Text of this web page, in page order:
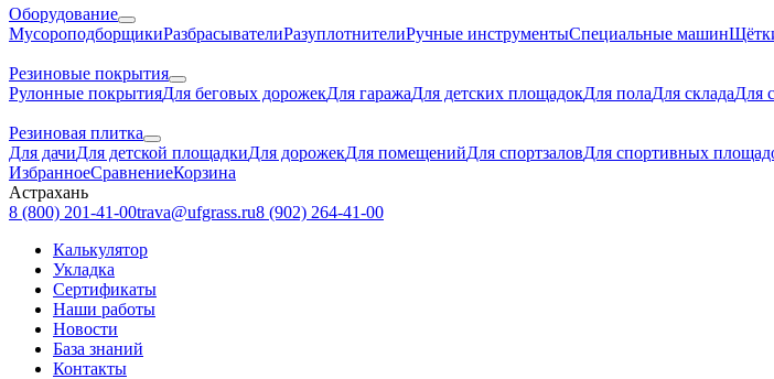
Оборудование
МусороподборщикиРазбрасывателиРазуплотнителиРучные инструментыСпециальные машин
Резиновые покрытия
Рулонные покрытияДля беговых дорожекДля гаражаДля детских площадокДля полаДля складаДля
Резиновая плитка
Для дачиДля детской площадкиДля дорожекДля помещенийДля спортзаловДля спортивных
ИзбранноеСравнениеКорзина
Астрахань
8 (800) 201-41-00trava@ufgrass.ru8 (902) 264-41-00
Калькулятор
Укладка
Сертификаты
Наши работы
Новости
База знаний
Контакты